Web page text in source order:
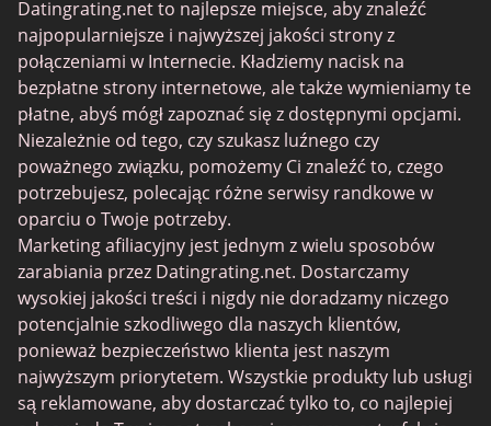
BBPeopleMeet
Witryny Sugar Daddy
JPeopleMeet
Trans Dating
Senior serwisy randkowe
MyLOL
Gejowskie Randki
Randki dla lesbijek
Czarne serwisy randkowe
SugarDaddyMeet
LatinAmericanCupid
Datingrating.net to najlepsze miejsce, aby znaleźć
najpopularniejsze i najwyższej jakości strony z
połączeniami w Internecie. Kładziemy nacisk na
bezpłatne strony internetowe, ale także wymieniamy te
płatne, abyś mógł zapoznać się z dostępnymi opcjami.
Niezależnie od tego, czy szukasz luźnego czy
poważnego związku, pomożemy Ci znaleźć to, czego
potrzebujesz, polecając różne serwisy randkowe w
oparciu o Twoje potrzeby.
Marketing afiliacyjny jest jednym z wielu sposobów
zarabiania przez Datingrating.net. Dostarczamy
wysokiej jakości treści i nigdy nie doradzamy niczego
potencjalnie szkodliwego dla naszych klientów,
ponieważ bezpieczeństwo klienta jest naszym
najwyższym priorytetem. Wszystkie produkty lub usługi
są reklamowane, aby dostarczać tylko to, co najlepiej